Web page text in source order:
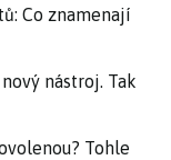
Co znamenají
nástroj. Tak
Tohle